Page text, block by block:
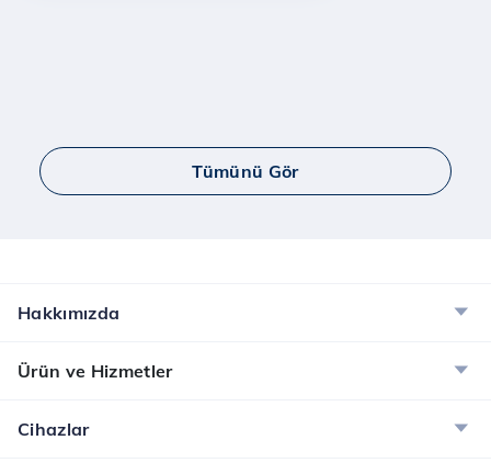
Tümünü Gör
Hakkımızda
Ürün ve Hizmetler
Cihazlar